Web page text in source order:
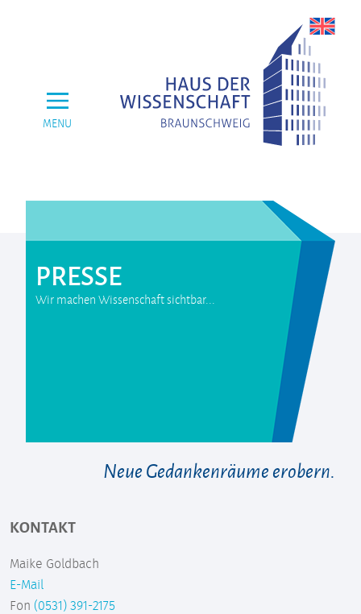
MENU
PRESSE
Wir machen Wissenschaft sichtbar...
Neue Gedankenräume erobern.
KONTAKT
Maike Goldbach
E-Mail
Fon (0531) 391-2175